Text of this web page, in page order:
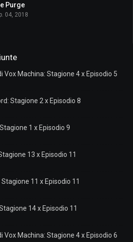
Purge
04, 2018
Vox Machina: Stagione 4 x Episodio 5
Stagione 2 x Episodio 8
1 x Episodio 9
13 x Episodio 11
11 x Episodio 11
14 x Episodio 11
Vox Machina: Stagione 4 x Episodio 6